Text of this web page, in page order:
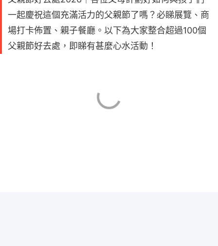
一起慶祝這個充滿活力的父親節了嗎？必睇展覽、商
場打卡佈置、親子餐廳。以下為大家整合超過100個
父親節好去處，即睇有甚麼心水活動！